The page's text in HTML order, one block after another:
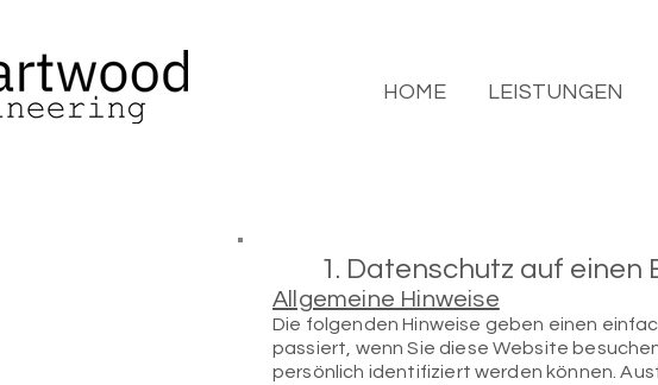
HOME LEISTUNGEN
1. Datenschutz auf einen
Allgemeine Hinweise
Die folgenden Hinweise geben einen
passiert, wenn Sie diese Website
persönlich identifiziert werden können.